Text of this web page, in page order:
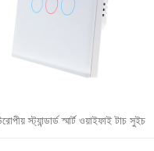
স্ট্যান্ডার্ড স্মার্ট ওয়াইফাই টাচ সুইচ